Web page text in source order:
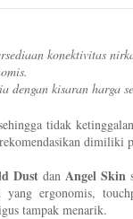
konektivitas
dengan kisaran harga
tidak
dimiliki
DustdanAngel Skin
yang ergonomis,
tampak menarik.